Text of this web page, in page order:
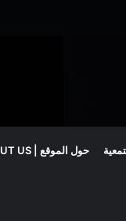
حول الموقع | ABOUT US